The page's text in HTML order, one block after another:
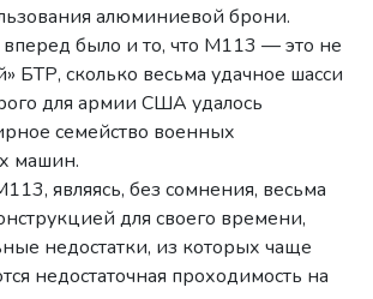
алюминиевой брони.
было и то, что M113 — это не
БТР, сколько весьма удачное шасси
для армии США удалось
семейство военных
машин.
являясь, без сомнения, весьма
для своего времени,
недостатки, из которых чаще
недостаточная проходимость на